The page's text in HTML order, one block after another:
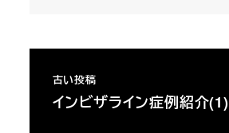
古い投稿
インビザライン症例紹介(1)